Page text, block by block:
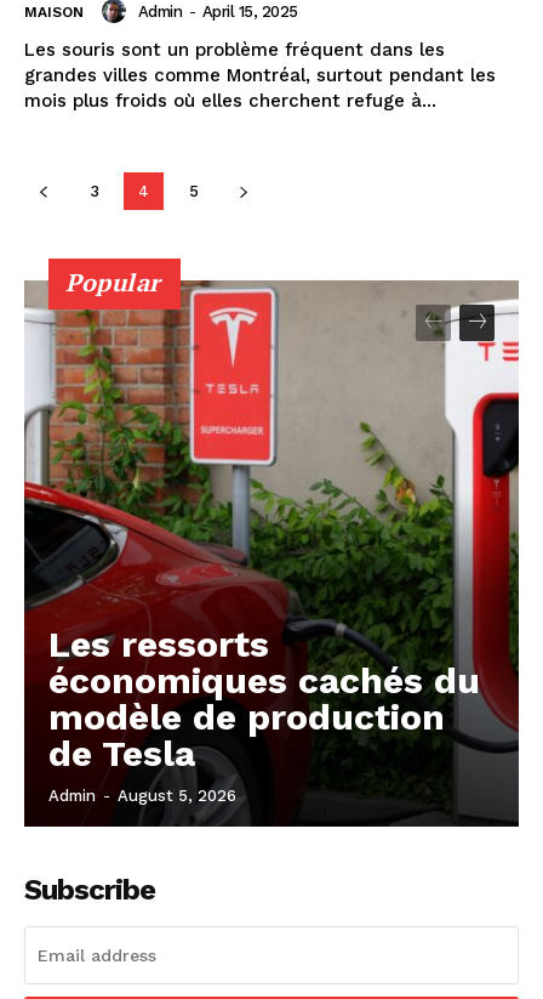
MAISON Admin - April 15, 2025
Les souris sont un problème fréquent dans les
grandes villes comme Montréal, surtout pendant les
mois plus froids où elles cherchent refuge à...
3 4 5
Popular
Les ressorts
économiques cachés du
modèle de production
de Tesla
Admin - August 5, 2026
Subscribe